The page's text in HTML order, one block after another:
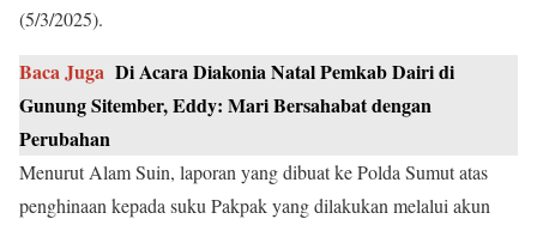
(5/3/2025).
Baca Juga Di Acara Diakonia Natal Pemkab Dairi di
Gunung Sitember, Eddy: Mari Bersahabat dengan
Perubahan
Menurut Alam Suin, laporan yang dibuat ke Polda Sumut atas
penghinaan kepada suku Pakpak yang dilakukan melalui akun